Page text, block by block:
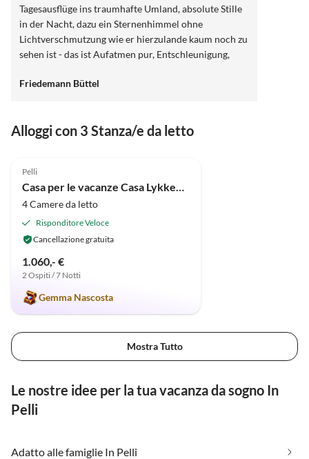
Tagesausflüge ins traumhafte Umland, absolute Stille
in der Nacht, dazu ein Sternenhimmel ohne
Lichtverschmutzung wie er hierzulande kaum noch zu
sehen ist - das ist Aufatmen pur, Entschleunigung,
empfehlenswert! Dazu sehr hilfsbereite und
überwinden. Alles in allem: Eine Unterkunft, die wir
Friedemann Büttel
Alloggi con 3 Stanza/e da letto
Pelli
Casa per le vacanze Casa Lykkehjem
4 Camere da letto
Risponditore Veloce
Cancellazione gratuita
1.060,- €
2 Ospiti / 7 Notti
Gemma Nascosta
Mostra Tutto
Le nostre idee per la tua vacanza da sogno In
Pelli
Adatto alle famiglie In Pelli